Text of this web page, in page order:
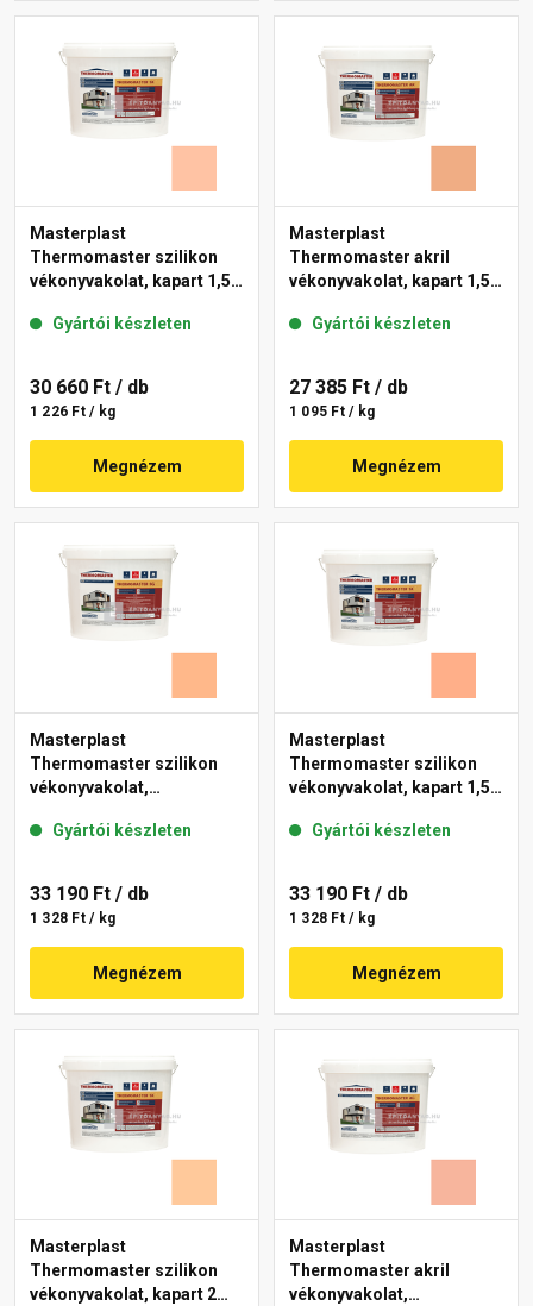
Masterplast
Thermomaster szilikon
vékonyvakolat, kapart 1,5
Gyártói készleten
30 660 Ft / db
1 226 Ft / kg
Megnézem
Masterplast
Thermomaster akril
vékonyvakolat, kapart 1,5
Gyártói készleten
27 385 Ft / db
1 095 Ft / kg
Megnézem
Masterplast
Thermomaster szilikon
vékonyvakolat,
10-C 25 kg
Gyártói készleten
33 190 Ft / db
1 328 Ft / kg
Megnézem
Masterplast
Thermomaster szilikon
vékonyvakolat, kapart 1,5
Gyártói készleten
33 190 Ft / db
1 328 Ft / kg
Megnézem
Masterplast
Thermomaster szilikon
vékonyvakolat, kapart 2
Masterplast
Thermomaster akril
vékonyvakolat,